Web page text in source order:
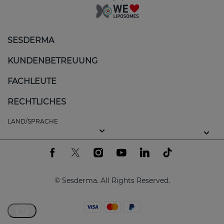
SESDERMA
KUNDENBETREUUNG
FACHLEUTE
RECHTLICHES
LAND/SPRACHE
© Sesderma. All Rights Reserved.